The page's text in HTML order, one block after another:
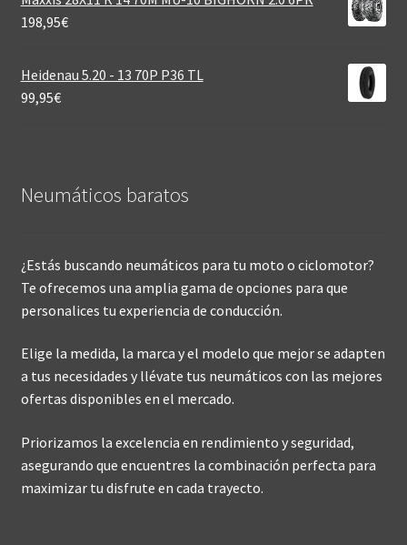
198,95€
Heidenau 5.20 - 13 70P P36 TL
99,95€
Neumáticos baratos
¿Estás buscando neumáticos para tu moto o ciclomotor?
Te ofrecemos una amplia gama de opciones para que
personalices tu experiencia de conducción.
Elige la medida, la marca y el modelo que mejor se adapten
a tus necesidades y llévate tus neumáticos con las mejores
ofertas disponibles en el mercado.
Priorizamos la excelencia en rendimiento y seguridad,
asegurando que encuentres la combinación perfecta para
maximizar tu disfrute en cada trayecto.